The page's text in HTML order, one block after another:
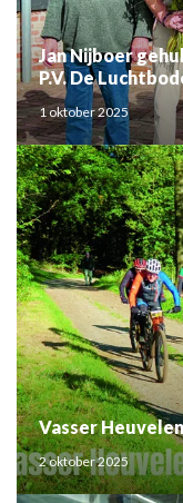
Jan Nijboer
P.V. De
1 oktober 2025
2 oktober 2025